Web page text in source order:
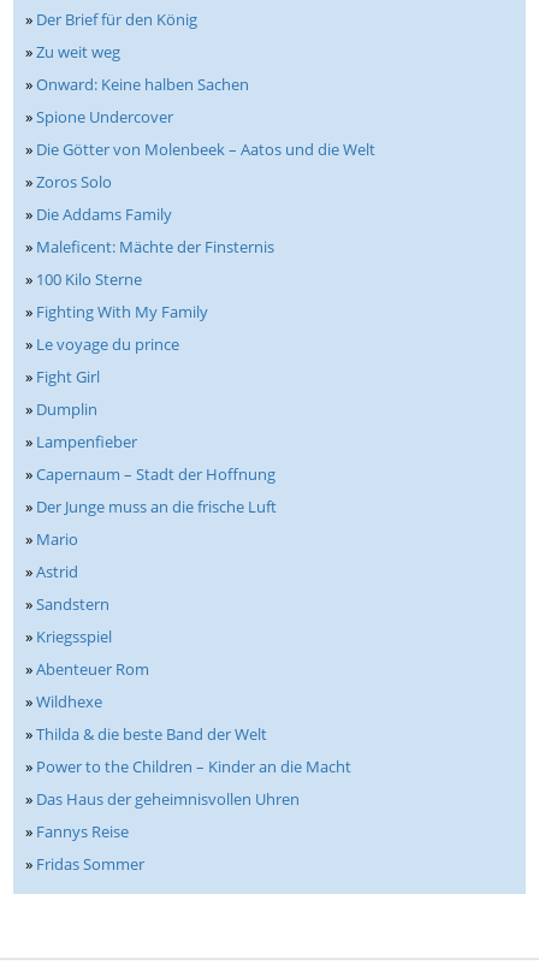
» Der Brief für den König
»Zu weit weg
»Onward: Keine halben Sachen
»Spione Undercover
» Die Götter von Molenbeek – Aatos und die Welt
»Zoros Solo
» Die Addams Family
» Maleficent: Mächte der Finsternis
» 100 Kilo Sterne
» Fighting With My Family
» Le voyage du prince
» Fight Girl
» Dumplin
» Lampenfieber
»Capernaum – Stadt der Hoffnung
» Der Junge muss an die frische Luft
» Mario
»Astrid
»Sandstern
» Kriegsspiel
»Abenteuer Rom
»Wildhexe
»Thilda & die beste Band der Welt
» Power to the Children – Kinder an die Macht
» Das Haus der geheimnisvollen Uhren
» Fannys Reise
» Fridas Sommer